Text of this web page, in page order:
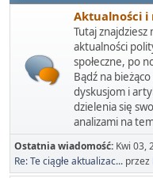
Aktualności i
Tutaj znajdziesz
aktualności
społeczne, po
Bądź na
dyskusjom i
dzielenia się
analizami na
Ostatnia wiadomość: Kwi 03,
Re: Te ciągłe aktualizac... przez